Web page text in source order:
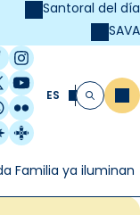
Santoral del día
SAVA
Instagram
Twitter
YouTube
Flickr
Estel
Catalunya
ES Buscar
Familia ya iluminan